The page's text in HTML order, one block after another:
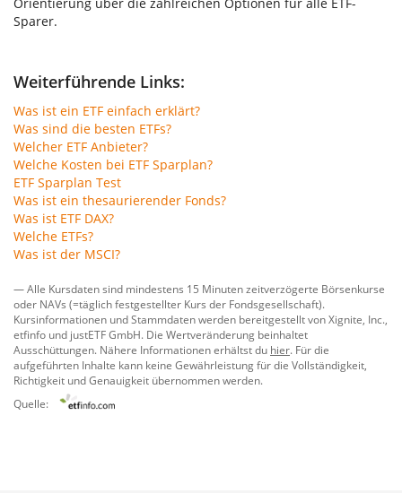
Sparer.
Weiterführende Links:
Was ist ein ETF einfach erklärt?
Was sind die besten ETFs?
Welcher ETF Anbieter?
Welche Kosten bei ETF Sparplan?
ETF Sparplan Test
Was ist ein thesaurierender Fonds?
Was ist ETF DAX?
Welche ETFs?
Was ist der MSCI?
— Alle Kursdaten sind mindestens 15 Minuten zeitverzögerte Börsenkurse
oder NAVs (=täglich festgestellter Kurs der Fondsgesellschaft).
Kursinformationen und Stammdaten werden bereitgestellt vonXignite, Inc.
etfinfo und justETF GmbH. Die Wertveränderung beinhaltet
Ausschüttungen. Nähere Informationen erhältst du hier. Für die
aufgeführten Inhalte kann keine Gewährleistung für die Vollständigkeit,
Richtigkeit und Genauigkeit übernommen werden.
Quelle: